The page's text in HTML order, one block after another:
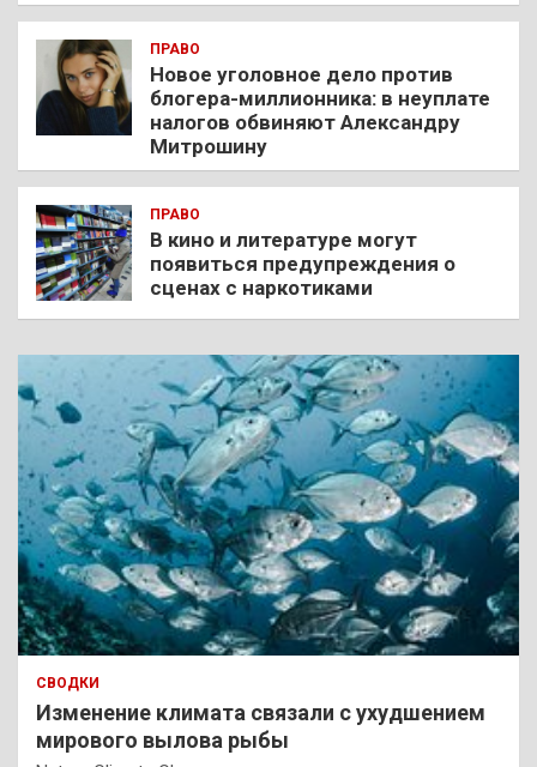
ПРАВО
Новое уголовное дело против
блогера-миллионника: в неуплате
налогов обвиняют Александру
Митрошину
ПРАВО
В кино и литературе могут
появиться предупреждения о
сценах с наркотиками
СВОДКИ
Изменение климата связали с ухудшением
мирового вылова рыбы